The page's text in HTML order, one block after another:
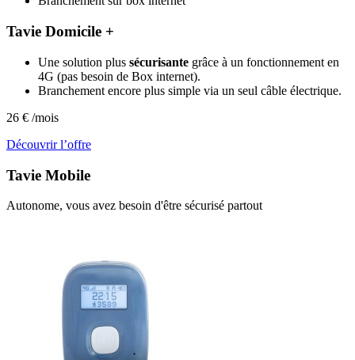
Tavie Domicile +
Une solution plus sécurisante grâce à un fonctionnement en
4G (pas besoin de Box internet).
Branchement encore plus simple via un seul câble électrique.
26 € /mois
Découvrir l’offre
Tavie Mobile
Autonome, vous avez besoin d'être sécurisé partout